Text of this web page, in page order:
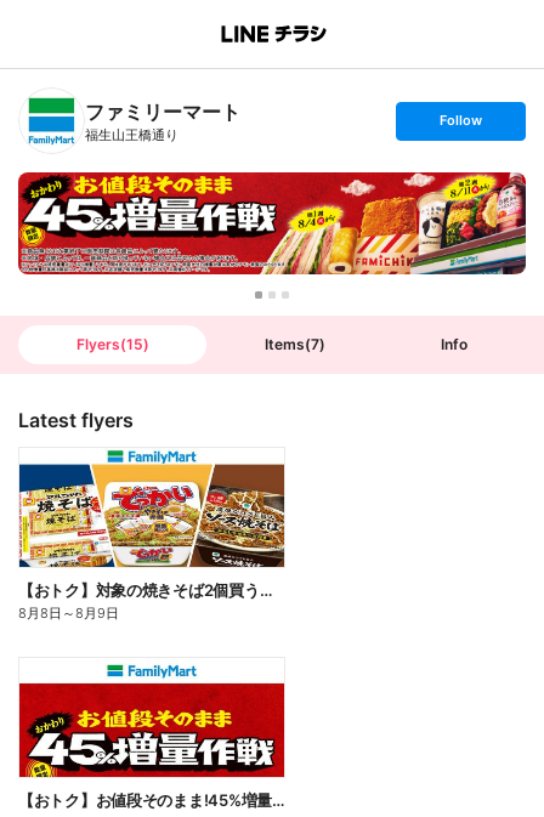
B
n
T
ファミリーマート
福生山王橋通り
s
t
o
l
l
o
w
Follow
Flyers(15) Items(7) Info
Latest flyers
【おトク】対象の焼きそば2個買うと100円引き!
8月8日 ～8月9日
【おトク】お値段そのまま!45%増量作戦!